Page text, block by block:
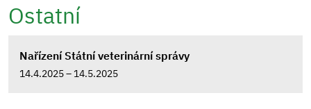
Ostatní
Nařízení Státní veterinární správy
14.4.2025 – 14.5.2025